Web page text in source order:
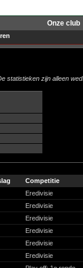
Onze club
statistieken zijn alleen
Competitie
Eredivisie
Eredivisie
Eredivisie
Eredivisie
Eredivisie
Eredivisie